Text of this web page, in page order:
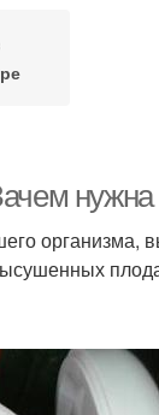
организма,